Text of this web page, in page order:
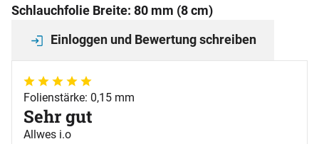
Schlauchfolie Breite: 80 mm (8 cm)
Einloggen und Bewertung schreiben
5 von 5
Folienstärke: 0,15 mm
Sehr gut
Allwes i.o